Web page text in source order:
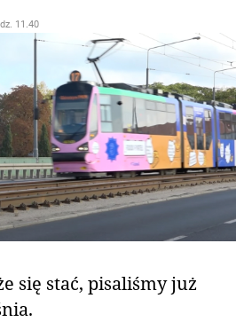
11.40
się stać, pisaliśmy już